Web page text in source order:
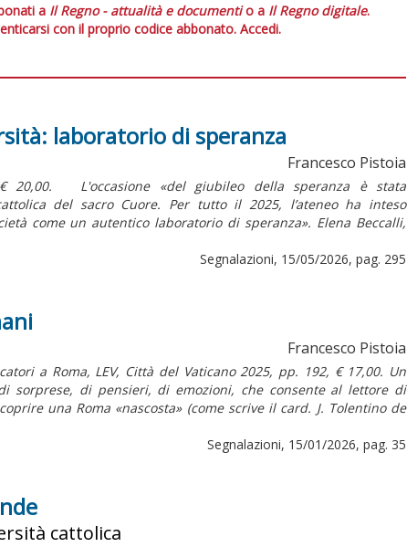
a Il Regno - attualità e documentio a Il Regno digitale.
con il proprio codice abbonato. Accedi.
laboratorio di speranza
Francesco Pistoia
€ 20,00. L'occasione «del giubileo della speranza è stata
del sacro Cuore. Per tutto il 2025, l’ateneo ha inteso
come un autentico laboratorio di speranza». Elena Beccalli,
Segnalazioni, 15/05/2026, pag. 295
Francesco Pistoia
a Roma, LEV, Città del Vaticano 2025, pp. 192, € 17,00. Un
sorprese, di pensieri, di emozioni, che consente al lettore di
una Roma «nascosta» (come scrive il card. J. Tolentino de
Segnalazioni, 15/01/2026, pag. 35
cattolica